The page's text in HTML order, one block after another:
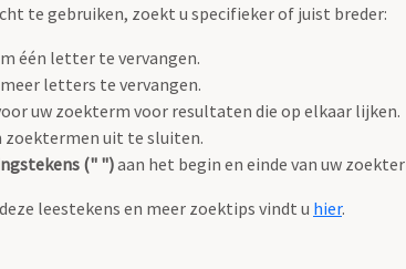
te gebruiken, zoekt u specifieker of juist breder:
één letter te vervangen.
letters te vervangen.
uw zoekterm voor resultaten die op elkaar lijken.
zoektermen uit te sluiten.
(" ")aan het begin en einde van uw
leestekens en meer zoektips vindt u hier.